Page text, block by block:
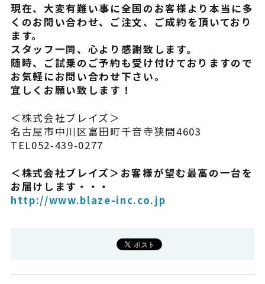
現在、大変有難い事に全国のお客様より本当に多
くのお問い合わせ、ご注文、ご成約を頂いており
ます。
スタッフ一同、心より感謝致します。
随時、ご試乗のご予約も受け付けておりますので
お気軽にお問い合わせ下さい。
宜しくお願い致します！
＜株式会社ブレイズ＞
名古屋市中川区富田町千音寺狭間4603
TEL052-439-0277
＜株式会社ブレイズ＞お客様が望む最高の一台を
お届けします・・・
http://www.blaze-inc.co.jp